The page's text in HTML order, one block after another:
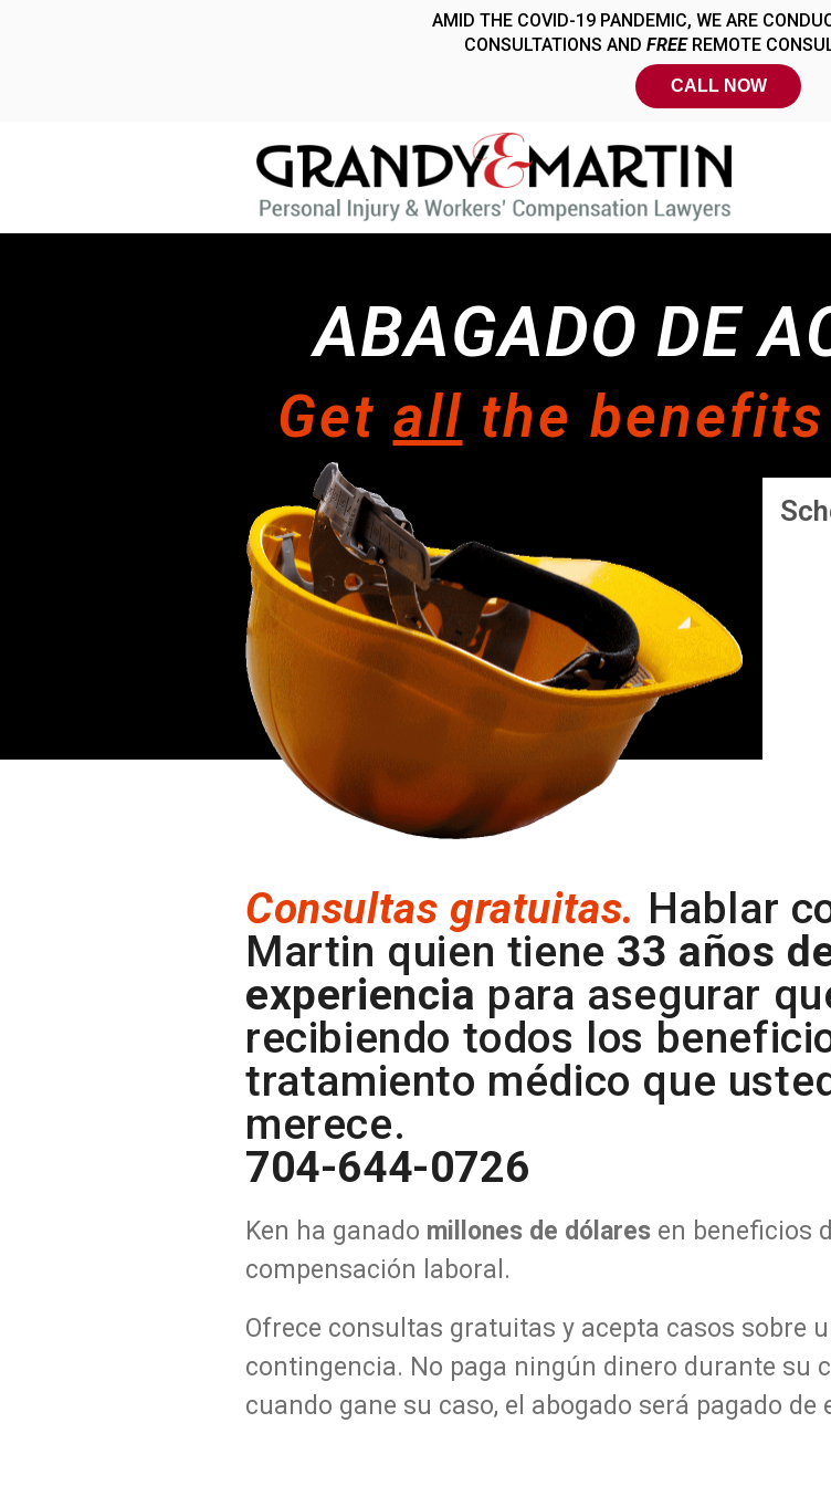
ABAGADO DE
Get all the
Consultas gratuitas. Hablar
Martin quien tiene 33 años
experiencia para asegurar
recibiendo todos los
tratamiento médico que usted
merece.
704-644-0726
Ken ha ganado millones de dólares en beneficios
compensación laboral.
Ofrece consultas gratuitas y acepta casos sobre
contingencia. No paga ningún dinero durante su
cuando gane su caso, el abogado será pagado de